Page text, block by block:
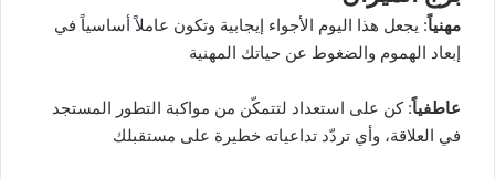
مهنياً: يجعل هذا اليوم الأجواء إيجابية وتكون عاملاً أساسياً في
إبعاد الهموم والضغوط عن حياتك المهنية
عاطفياً: كن على استعداد لتتمكّن من مواكبة التطور المستجد
في العلاقة، وأي تردّد تداعياته خطيرة على مستقبلك